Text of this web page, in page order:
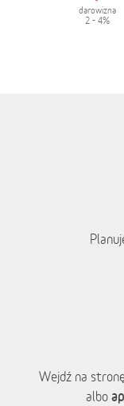
darowizna
2 - 4%
Wejdź na
albo